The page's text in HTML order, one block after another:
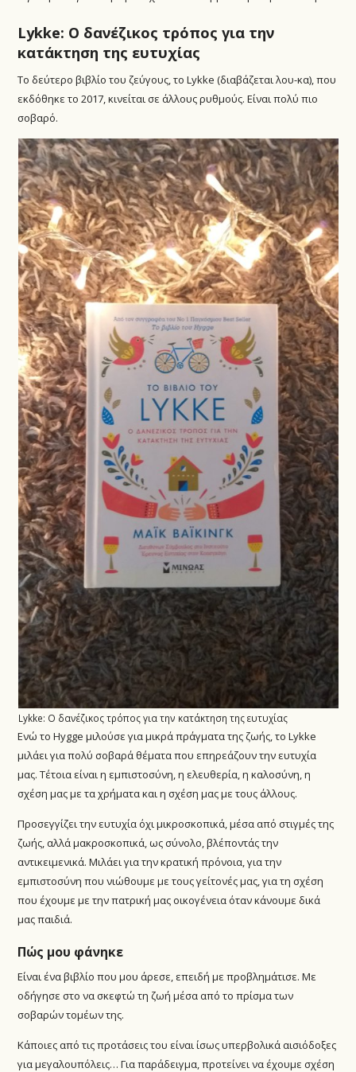
Lykke: Ο δανέζικος τρόπος για την
κατάκτηση της ευτυχίας
Το δεύτερο βιβλίο του ζεύγους, το Lykke (διαβάζεται λου-κα), που
εκδόθηκε το 2017, κινείται σε άλλους ρυθμούς. Είναι πολύ πιο
σοβαρό.
Lykke: Ο δανέζικος τρόπος για την κατάκτηση της ευτυχίας
Ενώ το Hygge μιλούσε για μικρά πράγματα της ζωής, το Lykke
μιλάει για πολύ σοβαρά θέματα που επηρεάζουν την ευτυχία
μας. Τέτοια είναι η εμπιστοσύνη, η ελευθερία, η καλοσύνη, η
σχέση μας με τα χρήματα και η σχέση μας με τους άλλους.
Προσεγγίζει την ευτυχία όχι μικροσκοπικά, μέσα από στιγμές της
ζωής, αλλά μακροσκοπικά, ως σύνολο, βλέποντάς την
αντικειμενικά. Μιλάει για την κρατική πρόνοια, για την
εμπιστοσύνη που νιώθουμε με τους γείτονές μας, για τη σχέση
που έχουμε με την πατρική μας οικογένεια όταν κάνουμε δικά
μας παιδιά.
Πώς μου φάνηκε
Είναι ένα βιβλίο που μου άρεσε, επειδή με προβλημάτισε. Με
οδήγησε στο να σκεφτώ τη ζωή μέσα από το πρίσμα των
σοβαρών τομέων της.
Κάποιες από τις προτάσεις του είναι ίσως υπερβολικά αισιόδοξες
για μεγαλουπόλεις… Για παράδειγμα, προτείνει να έχουμε σχέση